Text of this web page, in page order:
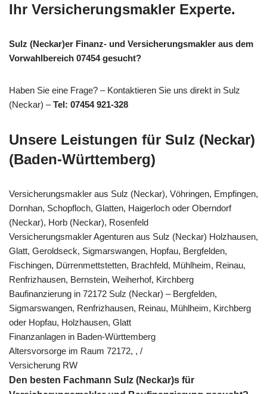
Ihr Versicherungsmakler Experte.
Sulz (Neckar)er Finanz- und Versicherungsmakler aus dem
Vorwahlbereich 07454 gesucht?
Haben Sie eine Frage? – Kontaktieren Sie uns direkt in Sulz
(Neckar) –Tel: 07454 921-328
Unsere Leistungen für Sulz (Neckar)
(Baden-Württemberg)
Versicherungsmakler aus Sulz (Neckar), Vöhringen, Empfingen,
Dornhan, Schopfloch, Glatten, Haigerloch oder Oberndorf
(Neckar), Horb (Neckar), Rosenfeld
Versicherungsmakler Agenturen aus Sulz (Neckar) Holzhausen,
Glatt, Geroldseck, Sigmarswangen, Hopfau, Bergfelden,
Fischingen, Dürrenmettstetten, Brachfeld, Mühlheim, Reinau,
Renfrizhausen, Bernstein, Weiherhof, Kirchberg
Baufinanzierung in 72172 Sulz (Neckar) – Bergfelden,
Sigmarswangen, Renfrizhausen, Reinau, Mühlheim, Kirchberg
oder Hopfau, Holzhausen, Glatt
Finanzanlagen in Baden-Württemberg
Altersvorsorge im Raum 72172, , /
Versicherung RW
Den besten Fachmann Sulz (Neckar)s für